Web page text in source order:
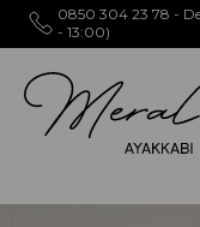
0850 304 23 78 -
- 13:00)